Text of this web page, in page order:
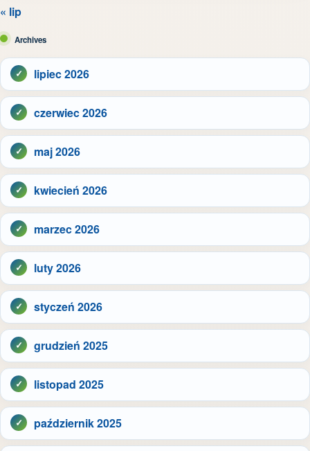
« lip
Archives
lipiec 2026
czerwiec 2026
maj 2026
kwiecień 2026
marzec 2026
luty 2026
styczeń 2026
grudzień 2025
listopad 2025
październik 2025